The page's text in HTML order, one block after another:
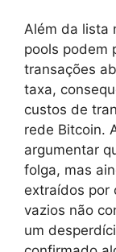
Além da lista
pools podem
transações
taxa,
custos de
rede Bitcoin.
argumentar
folga, mas
extraídos por
vazios não
um